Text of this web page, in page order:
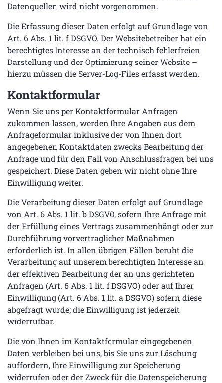
Datenquellen wird nicht vorgenommen.
Die Erfassung dieser Daten erfolgt auf Grundlage von
Art. 6 Abs. 1 lit. f DSGVO. Der Websitebetreiber hat ein
berechtigtes Interesse an der technisch fehlerfreien
Darstellung und der Optimierung seiner Website –
hierzu müssen die Server-Log-Files erfasst werden.
Kontaktformular
Wenn Sie uns per Kontaktformular Anfragen
zukommen lassen, werden Ihre Angaben aus dem
Anfrageformular inklusive der von Ihnen dort
angegebenen Kontaktdaten zwecks Bearbeitung der
Anfrage und für den Fall von Anschlussfragen bei uns
gespeichert. Diese Daten geben wir nicht ohne Ihre
Einwilligung weiter.
Die Verarbeitung dieser Daten erfolgt auf Grundlage
von Art. 6 Abs. 1 lit. b DSGVO, sofern Ihre Anfrage mit
der Erfüllung eines Vertrags zusammenhängt oder zur
Durchführung vorvertraglicher Maßnahmen
erforderlich ist. In allen übrigen Fällen beruht die
Verarbeitung auf unserem berechtigten Interesse an
der effektiven Bearbeitung der an uns gerichteten
Anfragen (Art. 6 Abs. 1 lit. f DSGVO) oder auf Ihrer
Einwilligung (Art. 6 Abs. 1 lit. a DSGVO) sofern diese
abgefragt wurde; die Einwilligung ist jederzeit
widerrufbar.
Die von Ihnen im Kontaktformular eingegebenen
Daten verbleiben bei uns, bis Sie uns zur Löschung
auffordern, Ihre Einwilligung zur Speicherung
widerrufen oder der Zweck für die Datenspeicherung